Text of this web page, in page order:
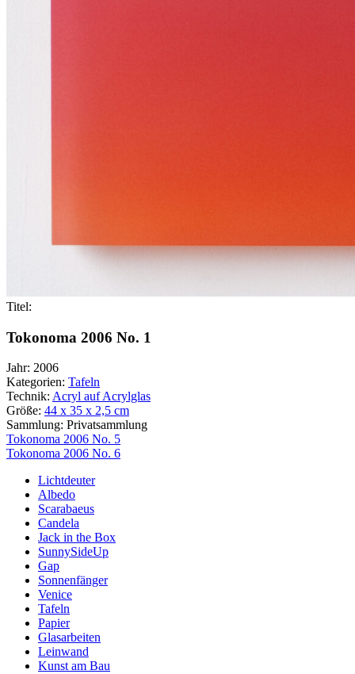
Titel:
Tokonoma 2006 No. 1
Jahr: 2006
Kategorien: Tafeln
Technik: Acryl auf Acrylglas
Größe: 44 x 35 x 2,5 cm
Sammlung: Privatsammlung
Beitragsnavigation
Tokonoma 2006 No. 5
Tokonoma 2006 No. 6
Lichtdeuter
Albedo
Scarabaeus
Candela
Jack in the Box
SunnySideUp
Gap
Sonnenfänger
Venice
Tafeln
Papier
Glasarbeiten
Leinwand
Kunst am Bau